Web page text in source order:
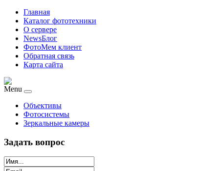
Главная
Каталог фототехники
О сервере
NewsБлог
ФотоМем клиент
Обратная связь
Карта сайта
Menu
Объективы
Фотосистемы
Зеркальные камеры
Задать вопрос